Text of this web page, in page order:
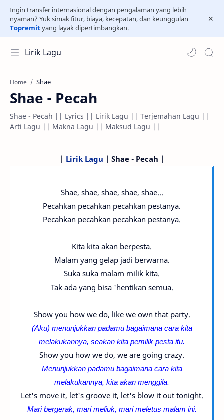
Ingin transfer internasional dengan pengalaman yang lebih
nyaman? Yuk simak fitur, biaya, kecepatan, dan keunggulan
Topremityang layak dipertimbangkan.
Lirik Lagu
Home Shae
Shae - Pecah
Shae - Pecah || Lyrics || Lirik Lagu || Terjemahan Lagu ||
Arti Lagu || Makna Lagu || Maksud Lagu ||
| Lirik Lagu | Shae - Pecah |
Shae, shae, shae, shae, shae...
Pecahkan pecahkan pecahkan pestanya.
Pecahkan pecahkan pecahkan pestanya.
Kita kita akan berpesta.
Malam yang gelap jadi berwarna.
Suka suka malam milik kita.
Tak ada yang bisa 'hentikan semua.
Show you how we do, like we own that party.
(Aku) menunjukkan padamu bagaimana cara kita
melakukannya, seakan kita pemilik pesta itu.
Show you how we do, we are going crazy.
Menunjukkan padamu bagaimana cara kita
melakukannya, kita akan menggila.
Let's move it, let's groove it, let's blow it out tonight.
Mari bergerak, mari meliuk, mari meletus malam ini.